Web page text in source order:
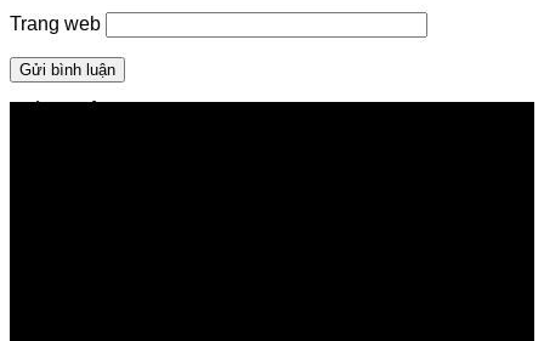
Trang web